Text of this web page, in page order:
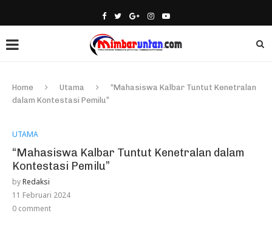
Home Utama
“Mahasiswa Kalbar Tuntut Kenetralan
dalam Kontestasi Pemilu”
UTAMA
“Mahasiswa Kalbar Tuntut Kenetralan dalam
Kontestasi Pemilu”
byRedaksi
11 Februari 2024
0 comment